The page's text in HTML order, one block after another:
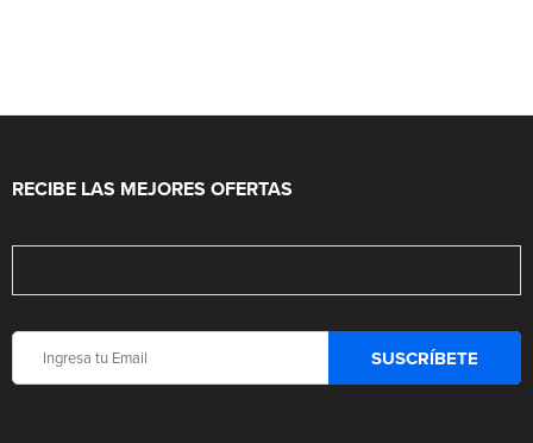
RECIBE LAS MEJORES OFERTAS